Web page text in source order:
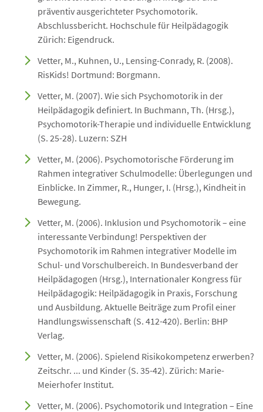
präventiv ausgerichteter Psychomotorik.
Abschlussbericht. Hochschule für Heilpädagogik
Zürich: Eigendruck.
Vetter, M., Kuhnen, U., Lensing-Conrady, R. (2008).
RisKids! Dortmund: Borgmann.
Vetter, M. (2007). Wie sich Psychomotorik in der
Heilpädagogik definiert. In Buchmann, Th. (Hrsg.),
Psychomotorik-Therapie und individuelle Entwicklung
(S. 25-28). Luzern: SZH
Vetter, M. (2006). Psychomotorische Förderung im
Rahmen integrativer Schulmodelle: Überlegungen und
Einblicke. In Zimmer, R., Hunger, I. (Hrsg.), Kindheit in
Bewegung.
Vetter, M. (2006). Inklusion und Psychomotorik – eine
interessante Verbindung! Perspektiven der
Psychomotorik im Rahmen integrativer Modelle im
Schul- und Vorschulbereich. In Bundesverband der
Heilpädagogen (Hrsg.), Internationaler Kongress für
Heilpädagogik: Heilpädagogik in Praxis, Forschung
und Ausbildung. Aktuelle Beiträge zum Profil einer
Handlungswissenschaft (S. 412-420). Berlin: BHP
Verlag.
Vetter, M. (2006). Spielend Risikokompetenz erwerben?
Zeitschr. ... und Kinder (S. 35-42). Zürich: Marie-
Meierhofer Institut.
Vetter, M. (2006). Psychomotorik und Integration – Eine